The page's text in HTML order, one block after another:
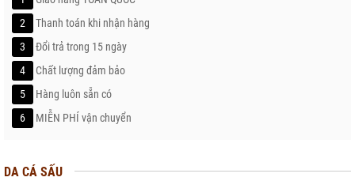
2
Thanh toán khi nhận hàng
3
Đổi trả trong 15 ngày
4
Chất lượng đảm bảo
5
Hàng luôn sẵn có
6
MIỄN PHÍ vận chuyển
DA CÁ SẤU